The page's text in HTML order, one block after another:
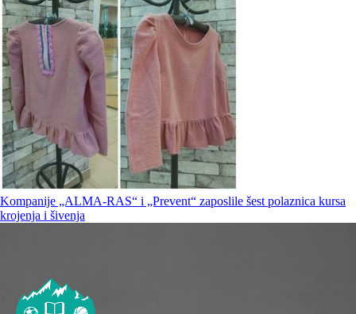
Kompanije „ALMA-RAS“ i „Prevent“ zaposlile šest polaznica kursa
krojenja i šivenja